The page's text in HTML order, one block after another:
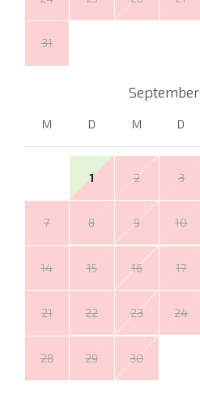
31
September
M D M D
1 2 3
7 8 9 10
14 15 16 17
21 22 23 24
28 29 30